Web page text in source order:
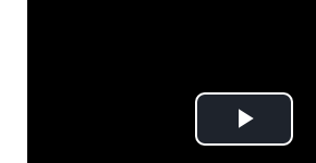
Play